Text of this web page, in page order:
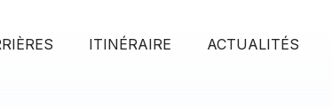
ITINÉRAIRE ACTUALITÉS